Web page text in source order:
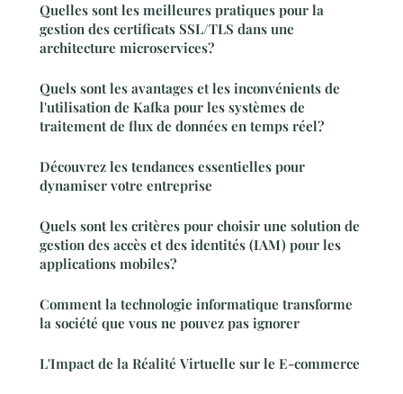
Quelles sont les meilleures pratiques pour la
gestion des certificats SSL/TLS dans une
architecture microservices?
Quels sont les avantages et les inconvénients de
l'utilisation de Kafka pour les systèmes de
traitement de flux de données en temps réel?
Découvrez les tendances essentielles pour
dynamiser votre entreprise
Quels sont les critères pour choisir une solution de
gestion des accès et des identités (IAM) pour les
applications mobiles?
Comment la technologie informatique transforme
la société que vous ne pouvez pas ignorer
L'Impact de la Réalité Virtuelle sur le E-commerce